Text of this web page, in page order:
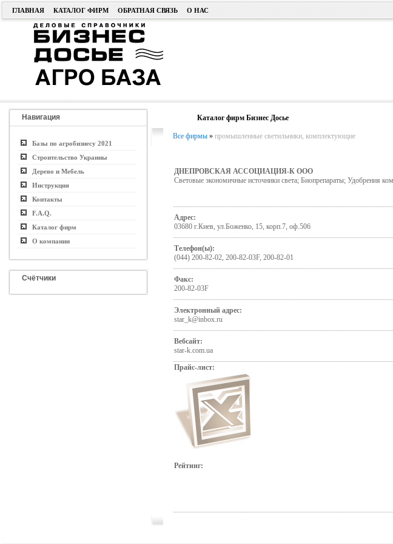
ГЛАВНАЯ КАТАЛОГ ФИРМ ОБРАТНАЯ СВЯЗЬ О НАС
Навигация
Базы по агробизнесу 2021
Строительство Украины
Дерево и Мебель
Инструкция
Контакты
F.A.Q.
Каталог фирм
О компании
Счётчики
Каталог фирм Бизнес Досье
Все фирмы» промышленные светильники, комплектующие
ДНЕПРОВСКАЯ АССОЦИАЦИЯ-К ООО
Световые экономичные источники света; Биопрепараты; Удобрения
Адрес:
03680 г.Киев, ул.Боженко, 15, корп.7, оф.506
Телефон(ы):
(044) 200-82-02, 200-82-03F, 200-82-01
Факс:
200-82-03F
Электронный адрес:
star_k@inbox.ru
Вебсайт:
star-k.com.ua
Прайс-лист:
Рейтинг: